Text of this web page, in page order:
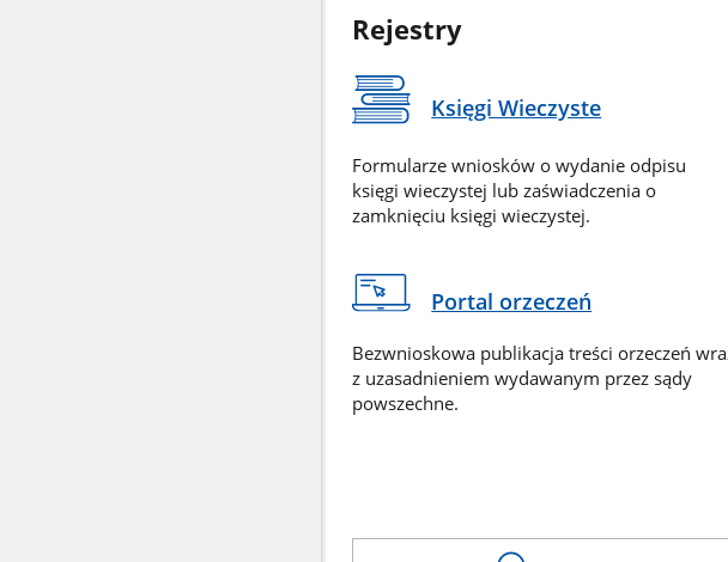
Rejestry
Księgi Wieczyste
Formularze wniosków o wydanie odpisu
księgi wieczystej lub zaświadczenia o
zamknięciu księgi wieczystej.
Portal orzeczeń
Bezwnioskowa publikacja treści orzeczeń
z uzasadnieniem wydawanym przez sądy
powszechne.